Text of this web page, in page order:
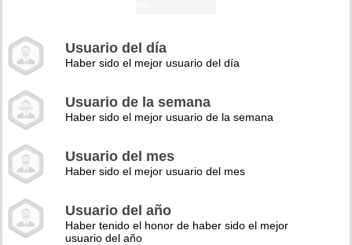
Usuario del día
Haber sido el mejor usuario del día
Usuario de la semana
Haber sido el mejor usuario de la semana
Usuario del mes
Haber sido el mejor usuario del mes
Usuario del año
Haber tenido el honor de haber sido el mejor
usuario del año